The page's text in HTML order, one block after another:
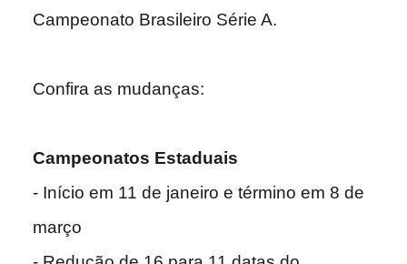
Campeonato Brasileiro Série A.
Confira as mudanças:
Campeonatos Estaduais
- Início em 11 de janeiro e término em 8 de
março